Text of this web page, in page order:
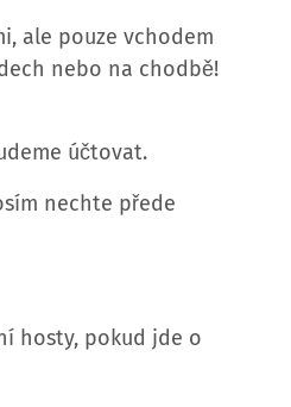
ale pouze vchodem
nebo na chodbě!
účtovat.
nechte přede
hosty, pokud jde o